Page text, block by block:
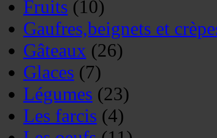
Fruits (10)
Gaufres,beignets et
Gâteaux (26)
Glaces (7)
Légumes (23)
Les farcis (4)